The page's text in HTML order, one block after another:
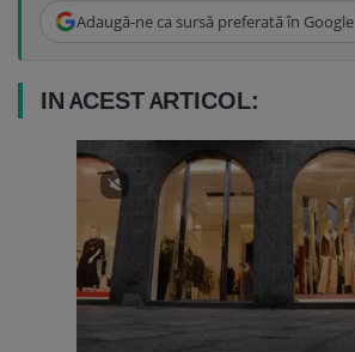
Adaugă-ne ca sursă preferată în Google
IN ACEST ARTICOL: